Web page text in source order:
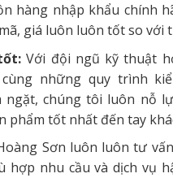
hàng nhập khẩu chính
giá luôn luôn tốt so với
Với đội ngũ kỹ thuật
những quy trình
ngặt, chúng tôi luôn nỗ
phẩm tốt nhất đến tay
Sơn luôn luôn tư
hợp nhu cầu và dịch vụ